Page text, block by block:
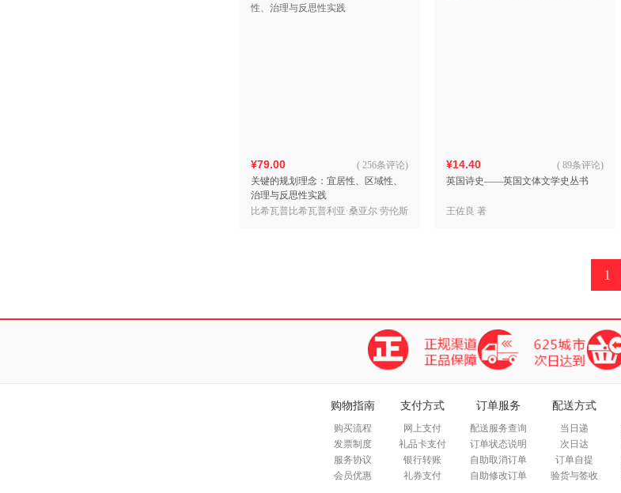
¥79.00
关键的规划理念：宜居性、区域性、
治理与反思性实践
( 256条评论)
比希瓦普比希瓦普利亚·桑亚尔 劳伦斯
¥14.40
英国诗史——英国文体文学史丛书
( 89条评论)
王佐良 著
1
购物指南
购买流程
发票制度
服务协议
会员优惠
支付方式
网上支付
礼品卡支付
银行转账
礼券支付
订单服务
配送服务查询
订单状态说明
自助取消订单
自助修改订单
配送方式
当日递
次日达
订单自提
验货与签收